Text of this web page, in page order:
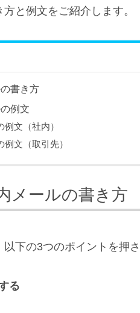
と例文をご紹介します。
書き方
例文
文（社内）
文（取引先）
メールの書き方
下の3つのポイントを押
る